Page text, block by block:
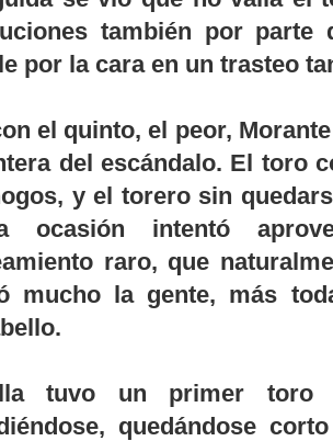
también por
por la cara en un trasteo
el quinto, el peor,
del escándalo. El toro
y el torero sin
ocasión intentó
raro, que
mucho la gente, más
tuvo un primer
quedándose